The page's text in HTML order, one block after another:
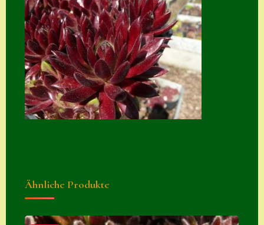
Zubehör
Ähnliche Produkte